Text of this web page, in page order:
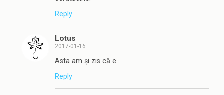
Reply
Lotus
2017-01-16
Asta am și zis că e.
Reply